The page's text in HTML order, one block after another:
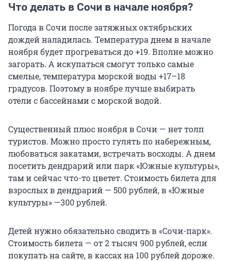
Что делать в Сочи в начале ноября?
Погода в Сочи после затяжных октябрьских
дождей наладилась. Температура днем в начале
ноября будет прогреваться до +19. Вполне можно
загорать. А искупаться смогут только самые
смелые, температура морской воды +17–18
градусов. Поэтому в ноябре лучше выбирать
отели с бассейнами с морской водой.
Существенный плюс ноября в Сочи — нет толп
туристов. Можно просто гулять по набережным,
любоваться закатами, встречать восходы. А днем
посетить дендрарий или парк «Южные культуры»,
там и сейчас что-то цветет. Стоимость билета для
взрослых в дендрарий — 500 рублей, в «Южные
культуры» —300 рублей.
Детей нужно обязательно сводить в «Сочи-парк».
Стоимость билета — от 2 тысяч 900 рублей, если
покупать на сайте, в кассах на 100 рублей дороже.